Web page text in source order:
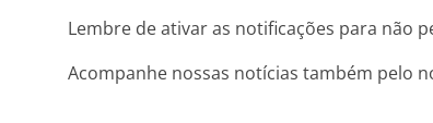
Lembre de ativar as notificações para não
Acompanhe nossas notícias também pelo